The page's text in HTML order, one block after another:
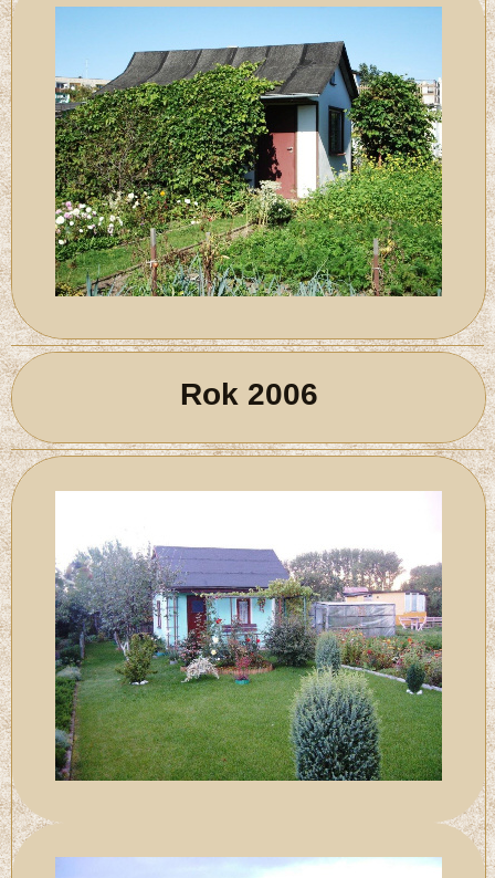
Rok 2006